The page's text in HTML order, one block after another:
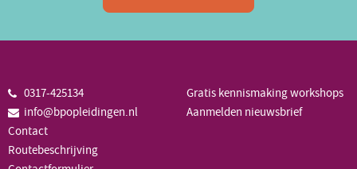
0317-425134
info@bpopleidingen.nl
Contact
Routebeschrijving
Gratis kennismaking workshops
Aanmelden nieuwsbrief